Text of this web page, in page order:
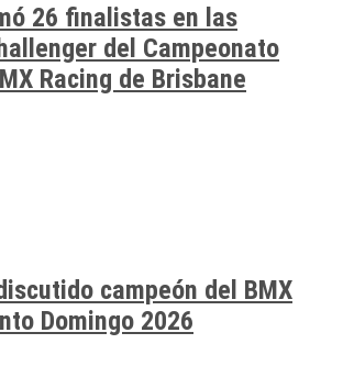
26 finalistas en las
del Campeonato
Racing de Brisbane
campeón del BMX
Domingo 2026